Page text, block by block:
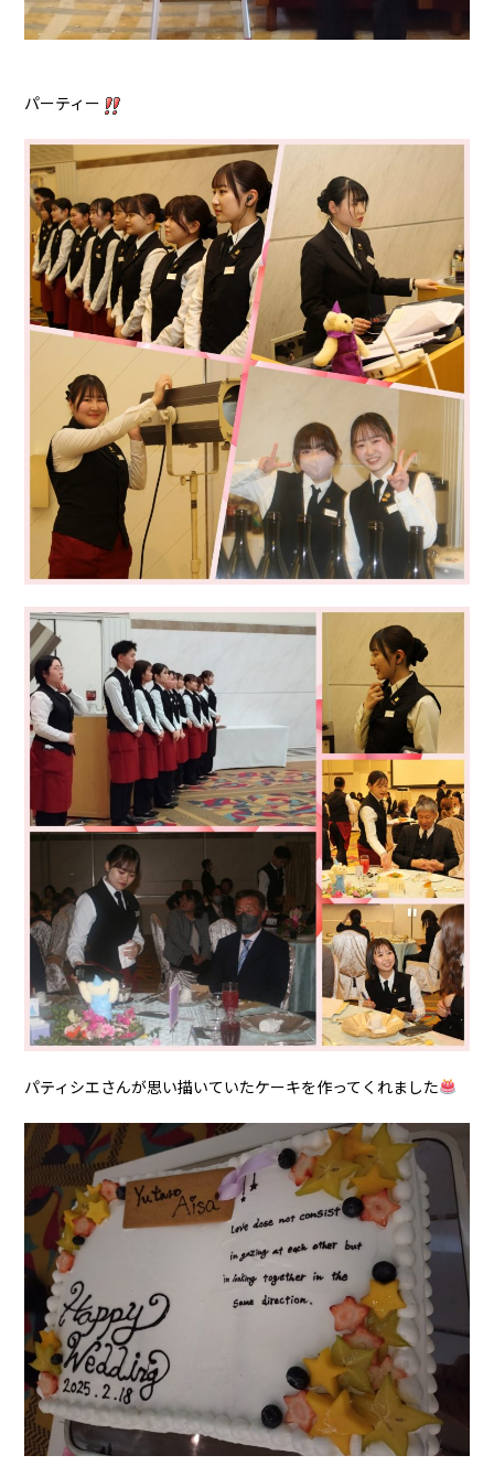
パーティー
パティシエさんが思い描いていたケーキを作ってくれました